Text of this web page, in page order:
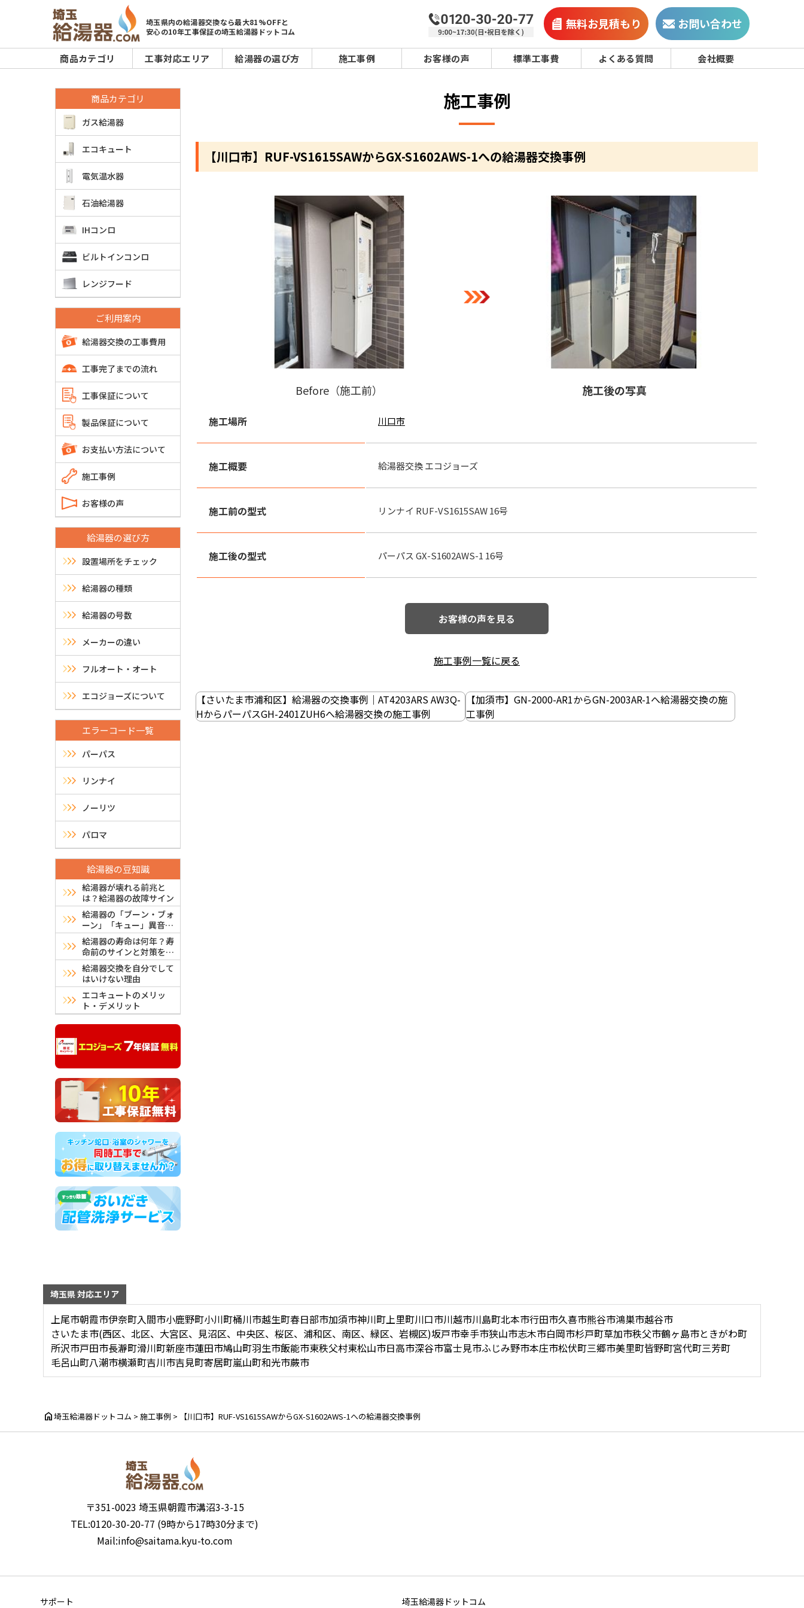
埼玉県内の給湯器交換なら最大81%OFFと
安心の10年工事保証の埼玉給湯器ドットコム
無料お見積もり お問い合わせ
商品カテゴリ 工事対応エリア 給湯器の選び方 施工事例 お客様の声 標準工事費 よくある質問 会社概要
商品カテゴリ
ガス給湯器
エコキュート
電気温水器
石油給湯器
IHコンロ
ビルトインコンロ
レンジフード
ご利用案内
給湯器交換の工事費用
工事完了までの流れ
工事保証について
製品保証について
お支払い方法について
施工事例
お客様の声
給湯器の選び方
設置場所をチェック
給湯器の種類
給湯器の号数
メーカーの違い
フルオート・オート
エコジョーズについて
エラーコード一覧
パーパス
リンナイ
ノーリツ
パロマ
給湯器の豆知識
給湯器が壊れる前兆と
は？給湯器の故障サイン
給湯器の「ブーン・ブォ
ーン」「キュー」異音は
故障？危険？原因と対処
法
給湯器の寿命は何年？寿
命前のサインと対策を解
説
給湯器交換を自分でして
はいけない理由
エコキュートのメリッ
ト・デメリット
施工事例
【川口市】RUF-VS1615SAWからGX-S1602AWS-1への給湯器交換事例
Before（施工前） 施工後の写真
施工場所 川口市
施工概要 給湯器交換 エコジョーズ
施工前の型式 リンナイ RUF-VS1615SAW 16号
施工後の型式 パーパス GX-S1602AWS-1 16号
お客様の声を見る
施工事例一覧に戻る
稿
ナ
【さいたま市浦和区】給湯器の交換事例｜AT4203ARS AW3Q-
HからパーパスGH-2401ZUH6へ給湯器交換の施工事例
【加須市】GN-2000-AR1からGN-2003AR-1へ給湯器交換の施
工事例
埼玉県 対応エリア
上尾市朝霞市伊奈町入間市小鹿野町小川町桶川市越生町春日部市加須市神川町 上里町川口市川越市川島町北本市行田市久喜市熊谷市鴻巣市越谷市
さいたま市(西区、北区、大宮区、見沼区、中央区、桜区、浦和区、南区、緑区、岩槻区)坂戸市幸手市狭山市志木市白岡市杉戸町草加市秩父市鶴ヶ島市ときがわ町
所沢市戸田市長瀞町滑川町新座市蓮田市鳩山町羽生市飯能市東秩父村東松山市日高市深谷市富士見市ふじみ野市本庄市松伏町三郷市美里町皆野町宮代町三芳町
毛呂山町八潮市横瀬町吉川市吉見町寄居町嵐山町和光市蕨市
home埼玉給湯器ドットコム > 施工事例 > 【川口市】RUF-VS1615SAWからGX-S1602AWS-1への給湯器交換事例
〒351-0023 埼玉県朝霞市溝沼3-3-15
TEL:0120-30-20-77 (9時から17時30分まで)
Mail:info@saitama.kyu-to.com
サポート 埼玉給湯器ドットコム